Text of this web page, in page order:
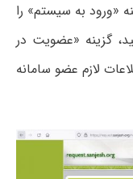
«ورود به سیستم» را
گزینه «عضویت در
لازم عضو سامانه